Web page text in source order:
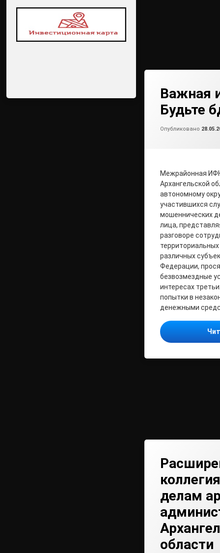
Важная
Будьте
Опубликовано
Межрайонная
Архангельской
автономному
участившихся
мошеннических
лица,
разговоре
различных
Федерации,
безвозмездные
интересах
попытки в
денежными
делам
области